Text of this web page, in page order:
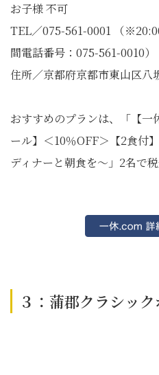
お子様 不可
TEL／075-561-0001 （
間電話番号：075-561-0010）
住所／京都府京都市東山区八
おすすめのプランは、「【一
ール】＜10％OFF＞【2食付
ディナーと朝食を～」2名で税
３：蒲郡クラシッ